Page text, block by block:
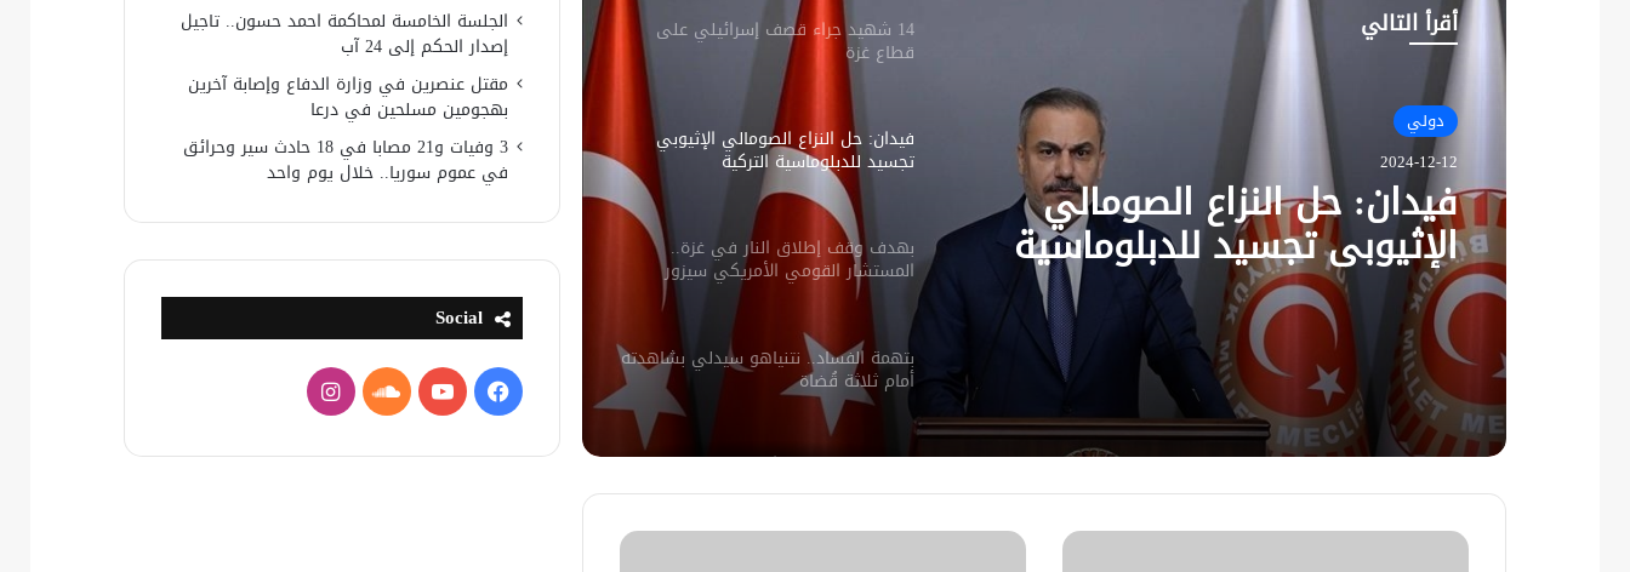
أقرأ التالي
دولي
2024-12-12
فيدان: حل النزاع الصومالي
الإثيوبي تجسيد للدبلوماسية
التركية
14 شهيد جراء قصف إسرائيلي على
قطاع غزة
فيدان: حل النزاع الصومالي الإثيوبي
تجسيد للدبلوماسية التركية
بهدف وقف إطلاق النار في غزة..
المستشار القومي الأمريكي سيزور
إسرائيل
بتهمة الفساد.. نتنياهو سيدلي بشاهدته
أمام ثلاثة قُضاة
“الأونروا”: إسرائيل أحبطت 91 محاولة
أممية لإيصال المساعدات للمحاصرين
الجلسة الخامسة لمحاكمة احمد حسون.. تاجيل
إصدار الحكم إلى 24 آب
مقتل عنصرين في وزارة الدفاع وإصابة آخرين
بهجومين مسلحين في درعا
3 وفيات و21 مصابا في 18 حادث سير وحرائق
في عموم سوريا.. خلال يوم واحد
Social
فيسبوكيوتيوبساوندانستقرام